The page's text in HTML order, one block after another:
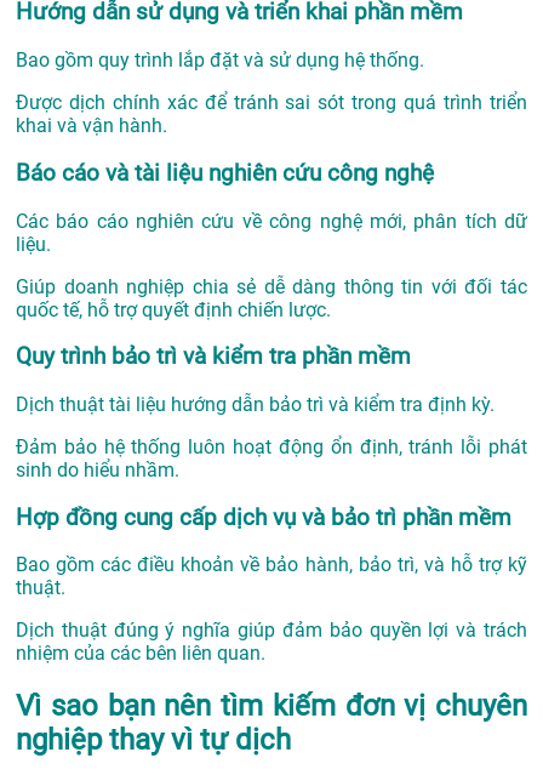
Hướng dẫn sử dụng và triển khai phần mềm
Bao gồm quy trình lắp đặt và sử dụng hệ thống.
Được dịch chính xác để tránh sai sót trong quá trình triển
khai và vận hành.
Báo cáo và tài liệu nghiên cứu công nghệ
Các báo cáo nghiên cứu về công nghệ mới, phân tích dữ
liệu.
Giúp doanh nghiệp chia sẻ dễ dàng thông tin với đối tác
quốc tế, hỗ trợ quyết định chiến lược.
Quy trình bảo trì và kiểm tra phần mềm
Dịch thuật tài liệu hướng dẫn bảo trì và kiểm tra định kỳ.
Đảm bảo hệ thống luôn hoạt động ổn định, tránh lỗi phát
sinh do hiểu nhầm.
Hợp đồng cung cấp dịch vụ và bảo trì phần mềm
Bao gồm các điều khoản về bảo hành, bảo trì, và hỗ trợ kỹ
thuật.
Dịch thuật đúng ý nghĩa giúp đảm bảo quyền lợi và trách
nhiệm của các bên liên quan.
Vì sao bạn nên tìm kiếm đơn vị chuyên
nghiệp thay vì tự dịch